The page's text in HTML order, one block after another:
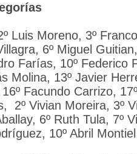
Luis Moreno, 3º
6º Miguel
Farías, 10º Federico
Molina, 13º Javier
Facundo Carrizo,
2º Vivian Moreira, 3º
6º Ruth Tula, 7º
10º Abril